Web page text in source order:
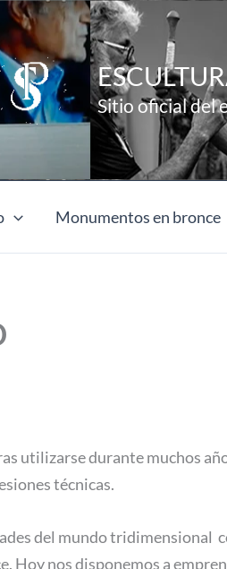
Sitio oficial del
Monumentos en bronce
utilizarse durante muchos
técnicas.
del mundo
Hoy nos disponemos a